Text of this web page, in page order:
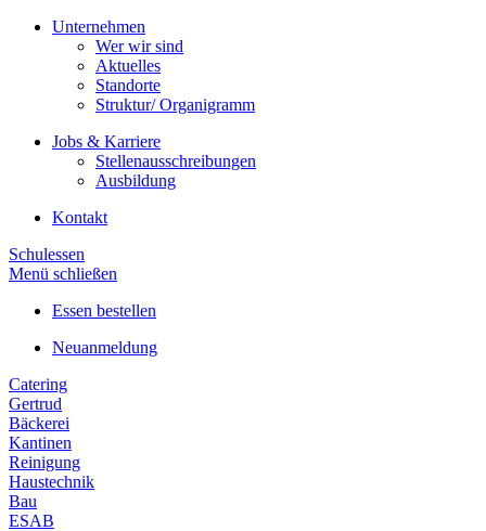
Unternehmen
Wer wir sind
Aktuelles
Standorte
Struktur/ Organigramm
Jobs & Karriere
Stellenausschreibungen
Ausbildung
Kontakt
Schulessen
Menü schließen
Essen bestellen
Neuanmeldung
Catering
Gertrud
Bäckerei
Kantinen
Reinigung
Haustechnik
Bau
ESAB